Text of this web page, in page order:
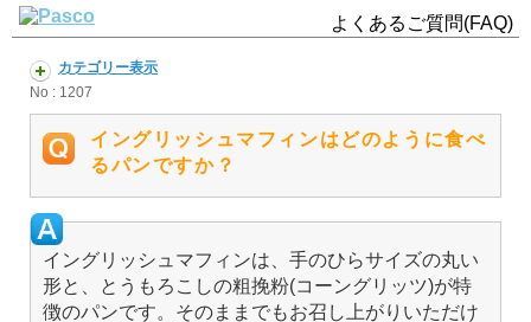
よくあるご質問(FAQ)
カテゴリー表示
No : 1207
イングリッシュマフィンはどのように食べ
るパンですか？
イングリッシュマフィンは、手のひらサイズの丸い
形と、とうもろこしの粗挽粉(コーングリッツ)が特
徴のパンです。そのままでもお召し上がりいただけ